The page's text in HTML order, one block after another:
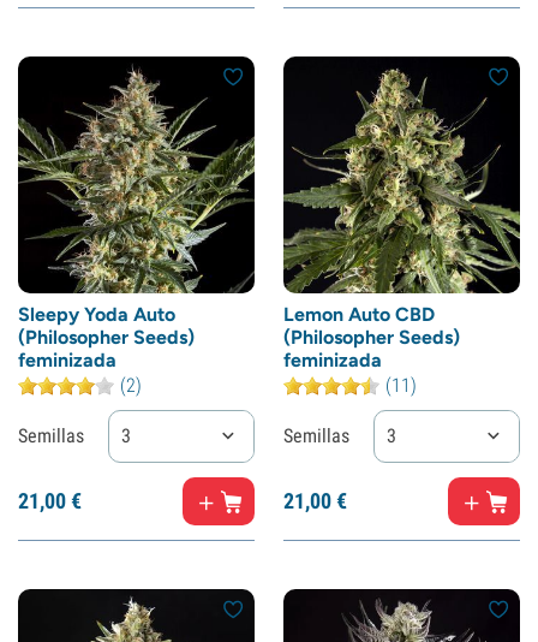
Sleepy Yoda Auto
(Philosopher Seeds)
feminizada
(2)
Semillas 3
21,00€
Lemon Auto CBD
(Philosopher Seeds)
feminizada
(11)
Semillas 3
21,00€